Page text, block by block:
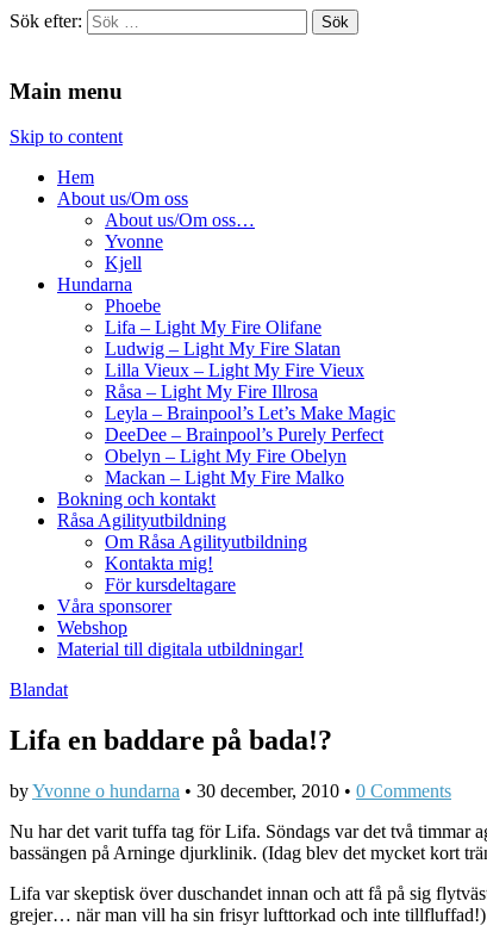
Sök efter:
Main menu
Skip to content
Hem
About us/Om oss
About us/Om oss…
Yvonne
Kjell
Hundarna
Phoebe
Lifa – Light My Fire Olifane
Ludwig – Light My Fire Slatan
Lilla Vieux – Light My Fire Vieux
Råsa – Light My Fire Illrosa
Leyla – Brainpool’s Let’s Make Magic
DeeDee – Brainpool’s Purely Perfect
Obelyn – Light My Fire Obelyn
Mackan – Light My Fire Malko
Bokning och kontakt
Råsa Agilityutbildning
Om Råsa Agilityutbildning
Kontakta mig!
För kursdeltagare
Våra sponsorer
Webshop
Material till digitala utbildningar!
Blandat
Lifa en baddare på bada!?
byYvonne o hundarna • 30 december, 2010 • 0 Comments
Nu har det varit tuffa tag för Lifa. Söndags var det två
bassängen på Arninge djurklinik. (Idag blev det mycket kort
Lifa var skeptisk över duschandet innan och att få på sig
grejer… när man vill ha sin frisyr lufttorkad och inte tillfluffad!)